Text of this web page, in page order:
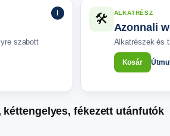
i
szabott
🛠️ ALKATRÉSZ
Azonnali
Alkatrészek és
Kosár
fékezett utánfutók